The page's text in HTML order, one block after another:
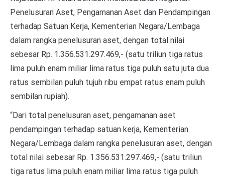
Penelusuran Aset, Pengamanan Aset dan Pendampingan
terhadap Satuan Kerja, Kementerian Negara/Lembaga
dalam rangka penelusuran aset, dengan total nilai
sebesar Rp. 1.356.531.297.469,- (satu triliun tiga ratus
lima puluh enam miliar lima ratus tiga puluh satu juta dua
ratus sembilan puluh tujuh ribu empat ratus enam puluh
sembilan rupiah).
“Dari total penelusuran aset, pengamanan aset
pendampingan terhadap satuan kerja, Kementerian
Negara/Lembaga dalam rangka penelusuran aset, dengan
total nilai sebesar Rp. 1.356.531.297.469,- (satu triliun
tiga ratus lima puluh enam miliar lima ratus tiga puluh